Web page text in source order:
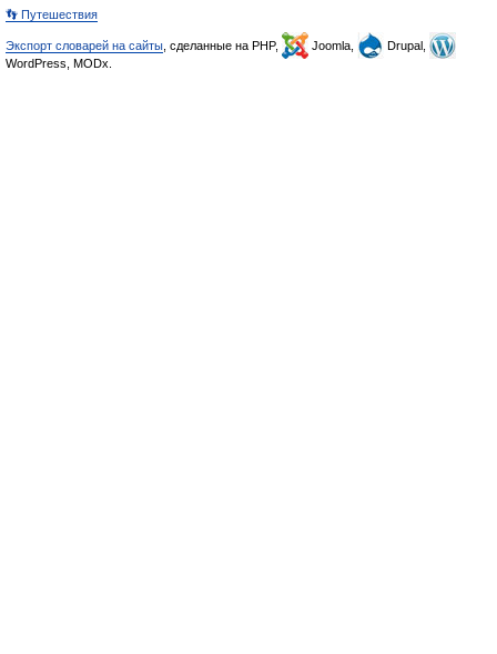
👣 Путешествия
Экспорт словарей на сайты , сделанные на PHP, Joomla,
Drupal,
WordPress, MODx.